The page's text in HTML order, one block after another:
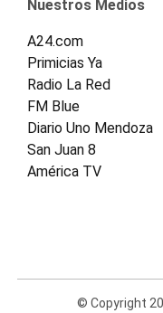
Nuestros Medios
A24.com
Primicias Ya
Radio La Red
FM Blue
Diario Uno Mendoza
San Juan 8
América TV
© Copyright